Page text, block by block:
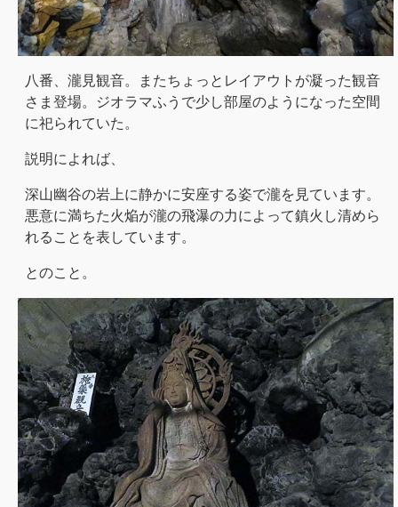
八番、瀧見観音。またちょっとレイアウトが凝った観音
さま登場。ジオラマふうで少し部屋のようになった空間
に祀られていた。
説明によれば、
深山幽谷の岩上に静かに安座する姿で瀧を見ています。
悪意に満ちた火焔が瀧の飛瀑の力によって鎮火し清めら
れることを表しています。
とのこと。